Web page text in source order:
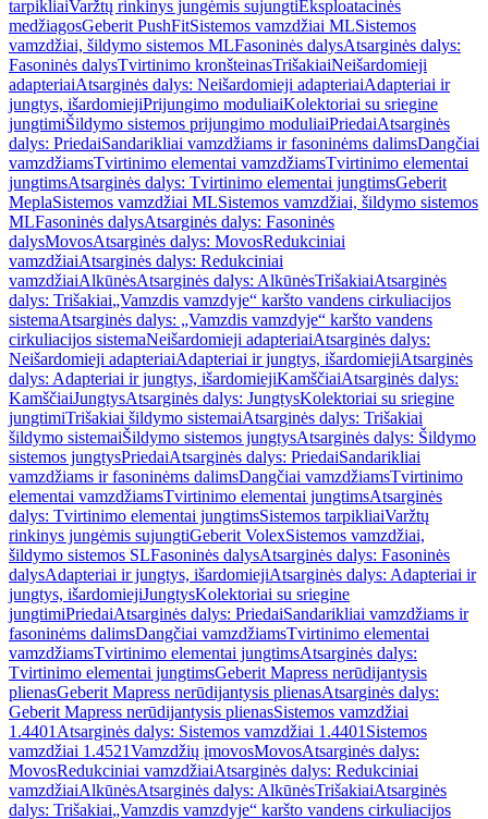
tarpikliaiVaržtų rinkinys jungėmis sujungtiEksploatacinės
medžiagosGeberit PushFitSistemos vamzdžiai MLSistemos
vamzdžiai, šildymo sistemos MLFasoninės dalysAtsarginės dalys:
Fasoninės dalysTvirtinimo kronšteinasTrišakiaiNeišardomieji
adapteriaiAtsarginės dalys: Neišardomieji adapteriaiAdapteriai ir
jungtys, išardomiejiPrijungimo moduliaiKolektoriai su sriegine
jungtimiŠildymo sistemos prijungimo moduliaiPriedaiAtsarginės
dalys: PriedaiSandarikliai vamzdžiams ir fasoninėms dalimsDangčiai
vamzdžiamsTvirtinimo elementai vamzdžiamsTvirtinimo elementai
jungtimsAtsarginės dalys: Tvirtinimo elementai jungtimsGeberit
MeplaSistemos vamzdžiai MLSistemos vamzdžiai, šildymo sistemos
MLFasoninės dalysAtsarginės dalys: Fasoninės
dalysMovosAtsarginės dalys: MovosRedukciniai
vamzdžiaiAtsarginės dalys: Redukciniai
vamzdžiaiAlkūnėsAtsarginės dalys: AlkūnėsTrišakiaiAtsarginės
dalys: Trišakiai„Vamzdis vamzdyje“ karšto vandens cirkuliacijos
sistemaAtsarginės dalys: „Vamzdis vamzdyje“ karšto vandens
cirkuliacijos sistemaNeišardomieji adapteriaiAtsarginės dalys:
Neišardomieji adapteriaiAdapteriai ir jungtys, išardomiejiAtsarginės
dalys: Adapteriai ir jungtys, išardomiejiKamščiaiAtsarginės dalys:
KamščiaiJungtysAtsarginės dalys: JungtysKolektoriai su sriegine
jungtimiTrišakiai šildymo sistemaiAtsarginės dalys: Trišakiai
šildymo sistemaiŠildymo sistemos jungtysAtsarginės dalys: Šildymo
sistemos jungtysPriedaiAtsarginės dalys: PriedaiSandarikliai
vamzdžiams ir fasoninėms dalimsDangčiai vamzdžiamsTvirtinimo
elementai vamzdžiamsTvirtinimo elementai jungtimsAtsarginės
dalys: Tvirtinimo elementai jungtimsSistemos tarpikliaiVaržtų
rinkinys jungėmis sujungtiGeberit VolexSistemos vamzdžiai,
šildymo sistemos SLFasoninės dalysAtsarginės dalys: Fasoninės
dalysAdapteriai ir jungtys, išardomiejiAtsarginės dalys: Adapteriai ir
jungtys, išardomiejiJungtysKolektoriai su sriegine
jungtimiPriedaiAtsarginės dalys: PriedaiSandarikliai vamzdžiams ir
fasoninėms dalimsDangčiai vamzdžiamsTvirtinimo elementai
vamzdžiamsTvirtinimo elementai jungtimsAtsarginės dalys:
Tvirtinimo elementai jungtimsGeberit Mapress nerūdijantysis
plienasGeberit Mapress nerūdijantysis plienasAtsarginės dalys:
Geberit Mapress nerūdijantysis plienasSistemos vamzdžiai
1.4401 Atsarginės dalys: Sistemos vamzdžiai 1.4401 Sistemos
vamzdžiai 1.4521Vamzdžių įmovosMovosAtsarginės dalys:
MovosRedukciniai vamzdžiaiAtsarginės dalys: Redukciniai
vamzdžiaiAlkūnėsAtsarginės dalys: AlkūnėsTrišakiaiAtsarginės
dalys: Trišakiai„Vamzdis vamzdyje“ karšto vandens cirkuliacijos